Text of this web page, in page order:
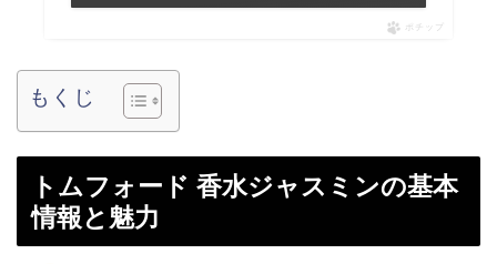
ポチップ
もくじ
トムフォード 香水ジャスミンの基本
情報と魅力